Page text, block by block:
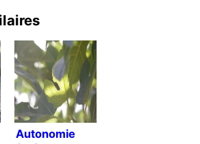
Autonomie